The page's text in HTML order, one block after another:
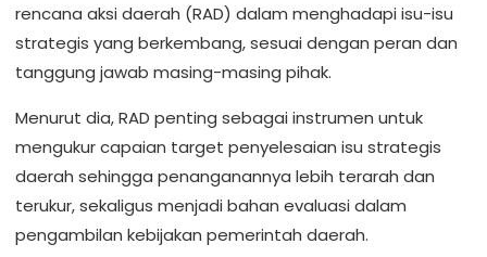
rencana aksi daerah (RAD) dalam menghadapi isu-isu
strategis yang berkembang, sesuai dengan peran dan
tanggung jawab masing-masing pihak.
Menurut dia, RAD penting sebagai instrumen untuk
mengukur capaian target penyelesaian isu strategis
daerah sehingga penanganannya lebih terarah dan
terukur, sekaligus menjadi bahan evaluasi dalam
pengambilan kebijakan pemerintah daerah.